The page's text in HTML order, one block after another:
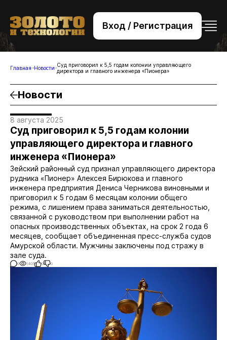
Вход / Регистрация
+7 (495) 221-76-32
bsv@zolteh.ru
Главная Новости Суд приговорил к 5,5 годам колонии управляющего
директора и главного инженера «Пионера»
Новости
8 августа 2025
Суд приговорил к 5,5 годам колонии
управляющего директора и главного
инженера «Пионера»
Зейский районный суд признал управляющего директора
рудника «Пионер» Алексея Бирюкова и главного
инженера предприятия Дениса Черникова виновными и
приговорил к 5 годам 6 месяцам колонии общего
режима, с лишением права заниматься деятельностью,
связанной с руководством при выполнении работ на
опасных производственных объектах, на срок 2 года 6
месяцев, сообщает объединенная пресс-служба судов
Амурской области. Мужчины заключены под стражу в
зале суда.
0 1405 0 0